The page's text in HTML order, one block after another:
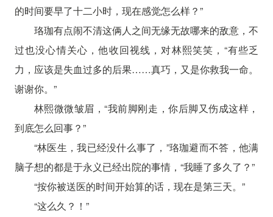
的时间要早了十二小时，现在感觉怎么样？”
珞珈有点闹不清这俩人之间无缘无故哪来的敌意，不
过也没心情关心，他收回视线，对林熙笑笑，“有些乏
力，应该是失血过多的后果……真巧，又是你救我一命。
谢谢你。”
林熙微微皱眉，“我前脚刚走，你后脚又伤成这样，
到底怎么回事？”
“林医生，我已经没什么事了，”珞珈避而不答，他满
脑子想的都是于永义已经出院的事情，“我睡了多久了？”
“按你被送医的时间开始算的话，现在是第三天。”
“这么久？！”